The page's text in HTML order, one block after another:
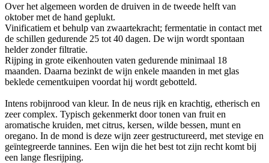
Over het algemeen worden de druiven in de tweede helft van
oktober met de hand geplukt.
Vinificatiem et behulp van zwaartekracht; fermentatie in contact met
de schillen gedurende 25 tot 40 dagen. De wijn wordt spontaan
helder zonder filtratie.
Rijping in grote eikenhouten vaten gedurende minimaal 18
maanden. Daarna bezinkt de wijn enkele maanden in met glas
beklede cementkuipen voordat hij wordt gebotteld.
Intens robijnrood van kleur. In de neus rijk en krachtig, etherisch en
zeer complex. Typisch gekenmerkt door tonen van fruit en
aromatische kruiden, met citrus, kersen, wilde bessen, munt en
oregano. In de mond is deze wijn zeer gestructureerd, met stevige en
geïntegreerde tannines. Een wijn die het best tot zijn recht komt bij
een lange flesrijping.